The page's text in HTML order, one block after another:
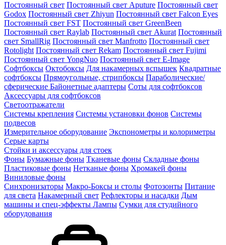
Постоянный свет Постоянный свет Aputure Постоянный свет
Godox Постоянный свет Zhiyun Постоянный свет Falcon Eyes
Постоянный свет FST Постоянный свет GreenBeen
Постоянный свет Raylab Постоянный свет Akurat Постоянный
свет SmallRig Постоянный свет Manfrotto Постоянный свет
Rotolight Постоянный свет Rekam Постоянный свет Fujimi
Постоянный свет YongNuo Постоянный свет E-Image
Софтбоксы Октобоксы Для накамерных вспышек Квадратные
софтбоксы Прямоугольные, стрипбоксы Параболические/
сферические Байонетныe адаптеры Соты для софтбоксов
Аксессуары для софтбоксов
Светоотражатели
Системы крепления Системы установки фонов Системы
подвесов
Измерительное оборудование Экспонометры и колориметры
Серые карты
Стойки и аксессуары для стоек
Фоны Бумажные фоны Тканевые фоны Складные фоны
Пластиковые фоны Нетканые фоны Хромакей фоны
Виниловые фоны
Синхронизаторы Макро-Боксы и столы Фотозонты Питание
для света Накамерный свет Рефлекторы и насадки Дым
машины и спец-эффекты Лампы Сумки для студийного
оборудования